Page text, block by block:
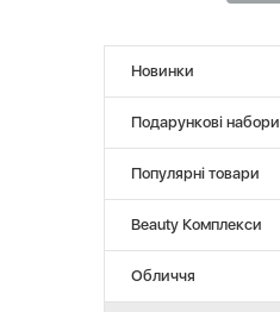
Новинки
Подарункові набори
Популярні товари
Beauty Комплекси
Обличчя